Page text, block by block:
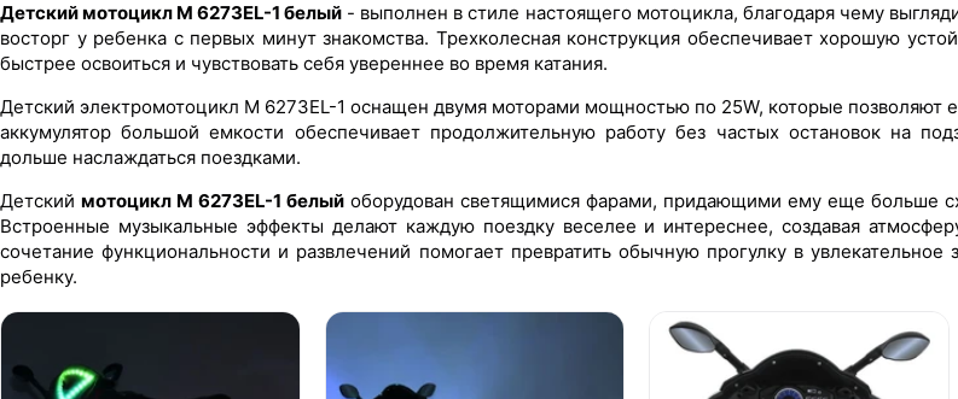
Детский мотоцикл M 6273EL-1 белый - выполнен в стиле настоящего мотоцикла, благодаря чему
восторг у ребенка с первых минут знакомства. Трехколесная конструкция обеспечивает хорошую
быстрее освоиться и чувствовать себя увереннее во время катания.
Детский электромотоцикл M 6273EL-1 оснащен двумя моторами мощностью по 25W, которые позволяют
аккумулятор большой емкости обеспечивает продолжительную работу без частых остановок на
дольше наслаждаться поездками.
Детский мотоцикл M 6273EL-1 белый оборудован светящимися фарами, придающими ему еще больше
Встроенные музыкальные эффекты делают каждую поездку веселее и интереснее, создавая
сочетание функциональности и развлечений помогает превратить обычную прогулку в увлекательное
ребенку.